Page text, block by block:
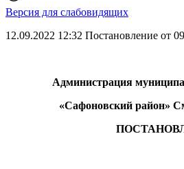
Версия для слабовидящих
12.09.2022 12:32 Постановление от
Администрация
«Сафоновский район»